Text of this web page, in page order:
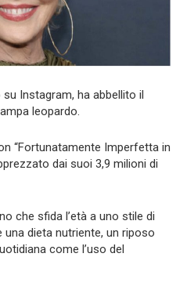
Instagram, ha abbellito il
leopardo.
“Fortunatamente Imperfetta in
dai suoi 3,9 milioni di
che sfida l’età a uno stile di
dieta nutriente, un riposo
come l’uso del